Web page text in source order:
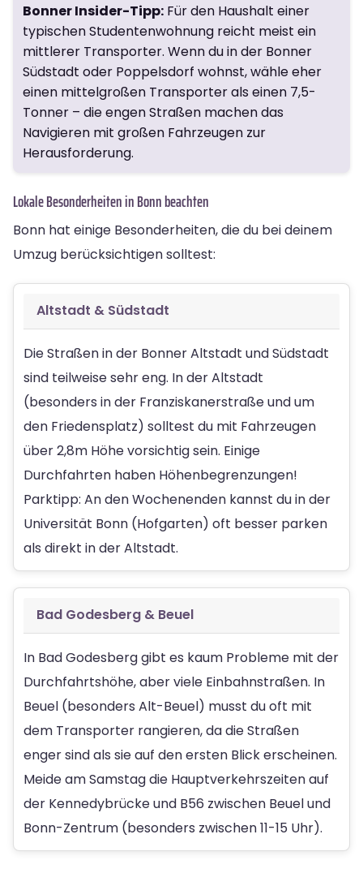
Bonner Insider-Tipp: Für den Haushalt einer
typischen Studentenwohnung reicht meist ein
mittlerer Transporter. Wenn du in der Bonner
Südstadt oder Poppelsdorf wohnst, wähle eher
einen mittelgroßen Transporter als einen 7,5-
Tonner – die engen Straßen machen das
Navigieren mit großen Fahrzeugen zur
Herausforderung.
Lokale Besonderheiten in Bonn beachten
Bonn hat einige Besonderheiten, die du bei deinem
Umzug berücksichtigen solltest:
Altstadt & Südstadt
Die Straßen in der Bonner Altstadt und Südstadt
sind teilweise sehr eng. In der Altstadt
(besonders in der Franziskanerstraße und um
den Friedensplatz) solltest du mit Fahrzeugen
über 2,8m Höhe vorsichtig sein. Einige
Durchfahrten haben Höhenbegrenzungen!
Parktipp: An den Wochenenden kannst du in der
Universität Bonn (Hofgarten) oft besser parken
als direkt in der Altstadt.
Bad Godesberg & Beuel
In Bad Godesberg gibt es kaum Probleme mit der
Durchfahrtshöhe, aber viele Einbahnstraßen. In
Beuel (besonders Alt-Beuel) musst du oft mit
dem Transporter rangieren, da die Straßen
enger sind als sie auf den ersten Blick erscheinen.
Meide am Samstag die Hauptverkehrszeiten auf
der Kennedybrücke und B56 zwischen Beuel und
Bonn-Zentrum (besonders zwischen 11-15 Uhr).